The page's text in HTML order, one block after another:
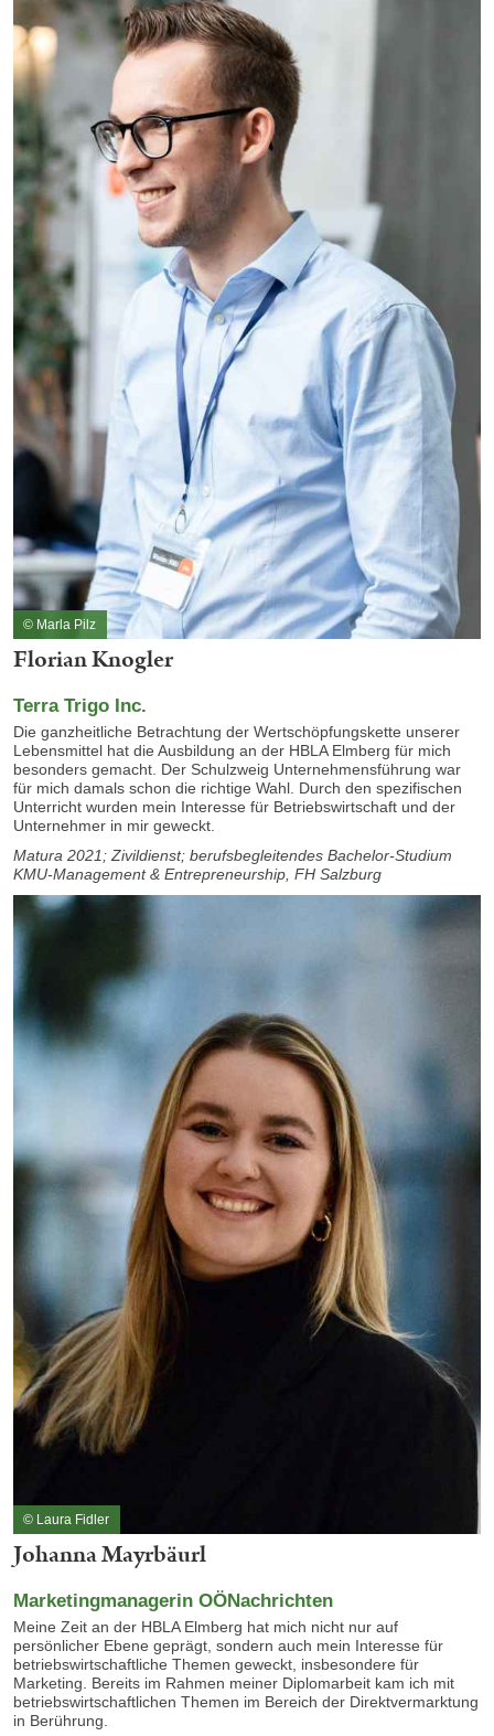
© Marla Pilz
Florian Knogler
Terra Trigo Inc.
Die ganzheitliche Betrachtung der Wertschöpfungskette unserer
Lebensmittel hat die Ausbildung an der HBLA Elmberg für mich
besonders gemacht. Der Schulzweig Unternehmensführung war
für mich damals schon die richtige Wahl. Durch den spezifischen
Unterricht wurden mein Interesse für Betriebswirtschaft und der
Unternehmer in mir geweckt.
Matura 2021; Zivildienst; berufsbegleitendes Bachelor-Studium
KMU-Management & Entrepreneurship, FH Salzburg
© Laura Fidler
Johanna Mayrbäurl
Marketingmanagerin OÖNachrichten
Meine Zeit an der HBLA Elmberg hat mich nicht nur auf
persönlicher Ebene geprägt, sondern auch mein Interesse für
betriebswirtschaftliche Themen geweckt, insbesondere für
Marketing. Bereits im Rahmen meiner Diplomarbeit kam ich mit
betriebswirtschaftlichen Themen im Bereich der Direktvermarktung
in Berührung.